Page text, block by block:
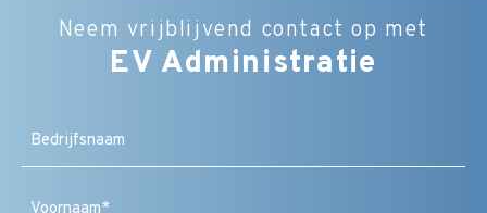
Neem vrijblijvend contact op met
EV Administratie